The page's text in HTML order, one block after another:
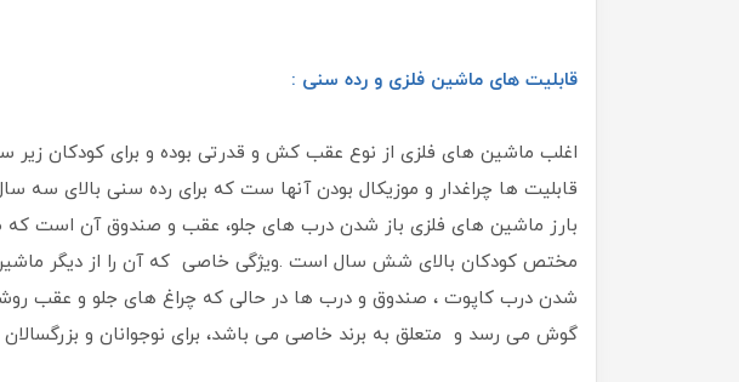
قابلیت های ماشین فلزی و رده سنی :
اغلب ماشین های فلزی از نوع عقب کش و قدرتی بوده و برای کودکان
قابلیت ها چراغدار و موزیکال بودن آنها ست که برای رده سنی بالای سه
بارز ماشین های فلزی باز شدن درب های جلو، عقب و صندوق آن است که
مختص کودکان بالای شش سال است .ویژگی خاصی که آن را از دیگر ماشین
شدن درب کاپوت ، صندوق و درب ها در حالی که چراغ های جلو و عقب
گوش می رسد و متعلق به برند خاصی می باشد، برای نوجوانان و